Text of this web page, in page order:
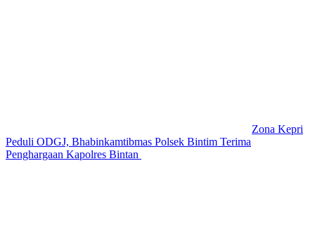
Zona Kepri
Peduli ODGJ, Bhabinkamtibmas Polsek Bintim Terima
Penghargaan Kapolres Bintan